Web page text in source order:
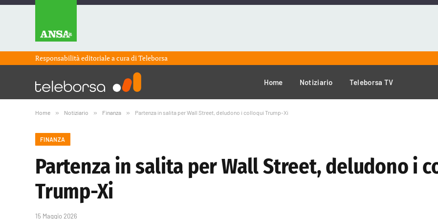
Responsabilità editoriale a cura diTeleborsa
Home Notiziario Teleborsa TV
Home » Notiziario » Finanza » Partenza in salita per Wall Street, deludono i colloqui Trump-Xi
FINANZA
Partenza in salita per Wall Street, deludono i
Trump-Xi
15 Maggio 2026